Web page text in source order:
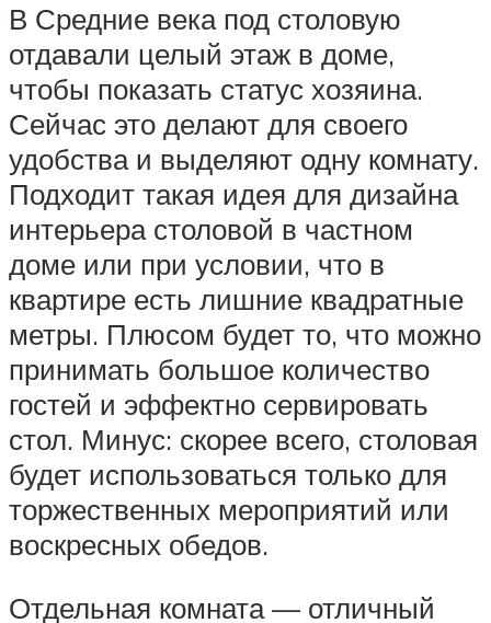
В Средние века под столовую
отдавали целый этаж в доме,
чтобы показать статус хозяина.
Сейчас это делают для своего
удобства и выделяют одну комнату.
Подходит такая идея для дизайна
интерьера столовой в частном
доме или при условии, что в
квартире есть лишние квадратные
метры. Плюсом будет то, что можно
принимать большое количество
гостей и эффектно сервировать
стол. Минус: скорее всего, столовая
будет использоваться только для
торжественных мероприятий или
воскресных обедов.
Отдельная комната — отличный